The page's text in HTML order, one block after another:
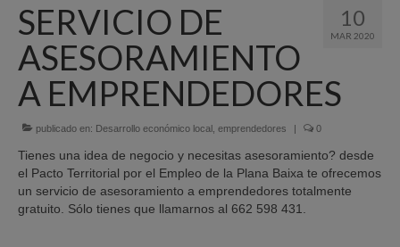
Quiénes Somos
Programación
Proyectos finalizados
Comunicación
Sede Electrónica
Portal de empleo
10
MAR 2020
SERVICIO DE
ASESORAMIENTO
A EMPRENDEDORES
publicado en: Desarrollo económico local emprendedores | 0
Tienes una idea de negocio y necesitas asesoramiento? desde
el Pacto Territorial por el Empleo de la Plana Baixa te ofrecemos
un servicio de asesoramiento a emprendedores totalmente
gratuito. Sólo tienes que llamarnos al 662 598 431.